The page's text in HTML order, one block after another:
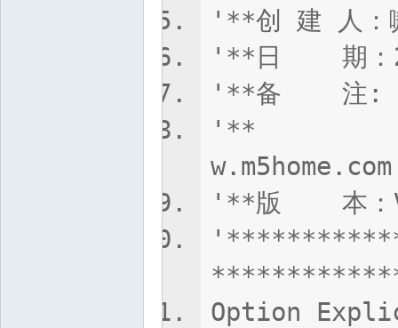
'**创 建 人：
'**日 期：
'**备 注: 紫
'** 更多模
w.m5home.com
'**版 本：
Option